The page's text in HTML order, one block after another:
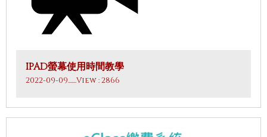
IPAD螢幕使用時間教學
2022-09-09.......View : 2866